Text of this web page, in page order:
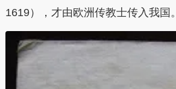
1619），才由欧洲传教士传入我国。